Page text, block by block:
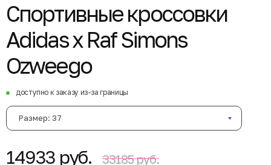
Спортивные кроссовки
Adidas x Raf Simons
Ozweego
доступно к заказу из-за границы
Размер: 37
14933 руб. 33185 руб.